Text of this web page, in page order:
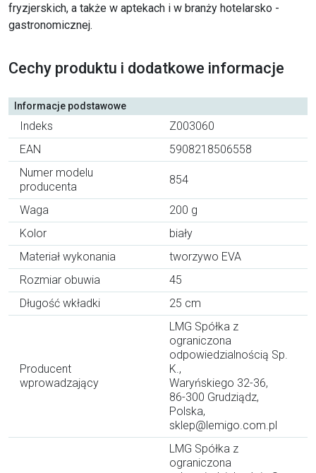
fryzjerskich, a także w aptekach i w branży hotelarsko -
gastronomicznej.
Cechy produktu i dodatkowe informacje
Informacje podstawowe
Indeks
Z003060
EAN
5908218506558
Numer modelu
producenta
854
Waga
200 g
Kolor
biały
Materiał wykonania
tworzywo EVA
Rozmiar obuwia
45
Długość wkładki
25 cm
Producent
wprowadzający
LMG Spółka z
ograniczona
odpowiedzialnością Sp.
K.,
Waryńskiego 32-36,
86-300 Grudziądz,
Polska,
sklep@lemigo.com.pl
LMG Spółka z
ograniczona